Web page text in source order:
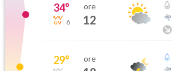
34°
6
ore
12
29° ore